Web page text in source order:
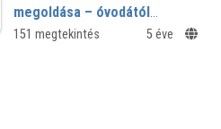
megoldása – óvodától
egyetemig
151 megtekintés 5 éve